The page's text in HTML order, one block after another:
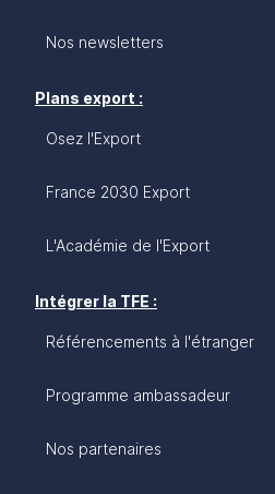
Nos newsletters
Plans export :
Osez l'Export
France 2030 Export
L'Académie de l'Export
Intégrer la TFE :
Référencements à l'étranger
Programme ambassadeur
Nos partenaires